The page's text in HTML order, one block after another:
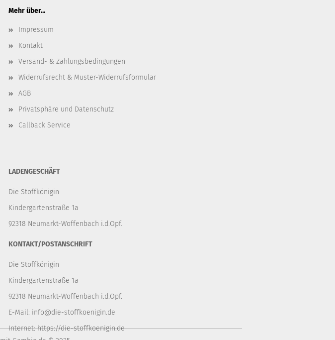
Mehr über...
Impressum
Kontakt
Versand- & Zahlungsbedingungen
Widerrufsrecht & Muster-Widerrufsformular
AGB
Privatsphäre und Datenschutz
Callback Service
LADENGESCHÄFT
Die Stoffkönigin
Kindergartenstraße 1a
92318 Neumarkt-Woffenbach i.d.Opf.
KONTAKT/POSTANSCHRIFT
Die Stoffkönigin
Kindergartenstraße 1a
92318 Neumarkt-Woffenbach i.d.Opf.
E-Mail: info@die-stoffkoenigin.de
Internet:https://die-stoffkoenigin.de